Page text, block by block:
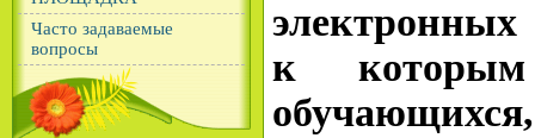
Часто задаваемые
вопросы
электронных
к которым